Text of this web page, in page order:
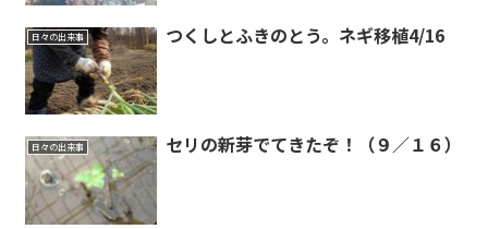
日々の出来事 つくしとふきのとう。ネギ移植4/16
日々の出来事 セリの新芽でてきたぞ！（９／１６）